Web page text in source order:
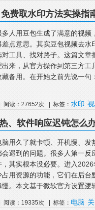
费取水印方法实操指
多人用豆包生成了满意的视
差点意思。其实豆包视频去
对工具、找对路子。这篇文
出来，从官方操作到第三方
藏备用。在开始之前先说一
阅读：27652次 | 标签： 水印
、软件响应迟钝怎么
脑用久了就卡顿、开机慢、
会遇到的问题。很多人第一
，其实根本没必要。进入
占用资源的功能，它们在后
慢。本文基于微软官方设置逻
阅读：19335次 | 标签： 电脑